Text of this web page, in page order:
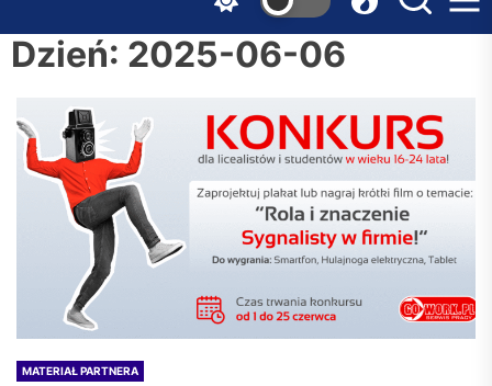
Dzień: 2025-06-06
MATERIAŁ PARTNERA